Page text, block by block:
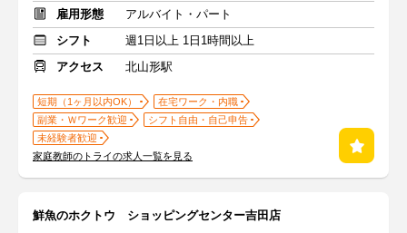
雇用形態
アルバイト・パート
シフト
週1日以上 1日1時間以上
アクセス
北山形駅
短期（1ヶ月以内OK）
在宅ワーク・内職
副業・Ｗワーク歓迎
シフト自由・自己申告
未経験者歓迎
家庭教師のトライの求人一覧を見る
鮮魚のホクトウ ショッピングセンター吉田店